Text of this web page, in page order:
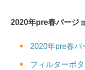
2020年pre春バージ
2020年pre春バ
フィルターボ